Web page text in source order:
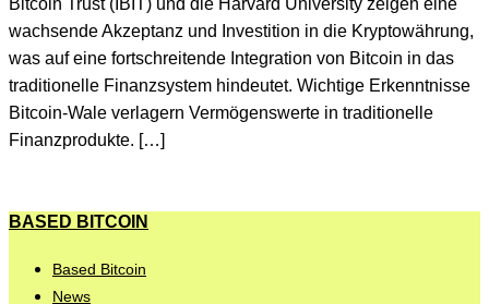
wachsende Akzeptanz und Investition in die Kryptowährung,
was auf eine fortschreitende Integration von Bitcoin in das
traditionelle Finanzsystem hindeutet. Wichtige Erkenntnisse
Bitcoin-Wale verlagern Vermögenswerte in traditionelle
Finanzprodukte. […]
BASED BITCOIN
Based Bitcoin
News